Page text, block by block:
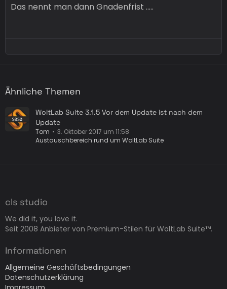
Das nennt man dann Gnadenfrist .....
Ähnliche Themen
WoltLab Suite 3.1.5 Vor dem Update ist nach dem
Update
Tom
3. Oktober 2017 um 11:58
Austauschbereich rund um WoltLab Suite
cls studio
We did it, you love it.
Seit 2008 Anbieter von Premium-Stilen für WoltLab Suite™.
Informationen
Allgemeine Geschäftsbedingungen
Datenschutzerklärung